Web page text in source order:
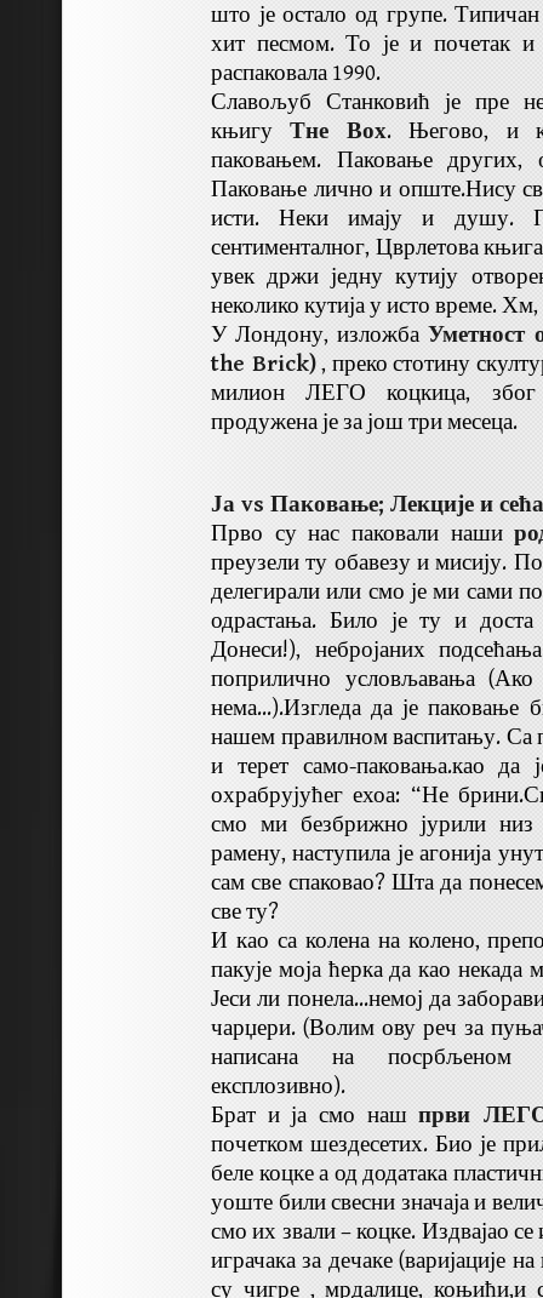
што је остало од групе.
хит песмом. То је и почетак и
распаковала 1990.
Славољуб Станковић је пре
књигуТне Вох. Његово, и
паковањем. Паковање других,
Паковање лично и опште.Нису
исти. Неки имају и душу.
сентименталног, Цврлетова
увек држи једну кутију
неколико кутија у исто време.
У Лондону, изложба Уметност
the Brick), преко стотину
милион ЛЕГО коцкица, због
продужена је за још три месеца.
Ја vs Паковање; Лекције и
Прво су нас паковали наши
преузели ту обавезу и мисију.
делегирали или смо је ми сами
одрастања. Било је ту и доста
Донеси!), небројаних
поприлично условљавања (Ако
нема…).Изгледа да је паковање
нашем правилном васпитању. Са
и терет само-паковања.као
охрабрујућег ехоа: “Не
смо ми безбрижно јурили низ
рамену, наступила је агонија
сам све спаковао? Шта да
све ту?
И као са колена на колено,
пакује моја ћерка да као
Јеси ли понела…немој да
чарџери. (Волим ову реч за
написана на посрбљеном
експлозивно).
Брат и ја смо нашпрви
почетком шездесетих. Био је
беле коцке а од додатака
уоште били свесни значаја и
смо их звали – коцке. Издвајао
играчака за дечаке (варијације
су чигре , мрдалице, коњићи,и